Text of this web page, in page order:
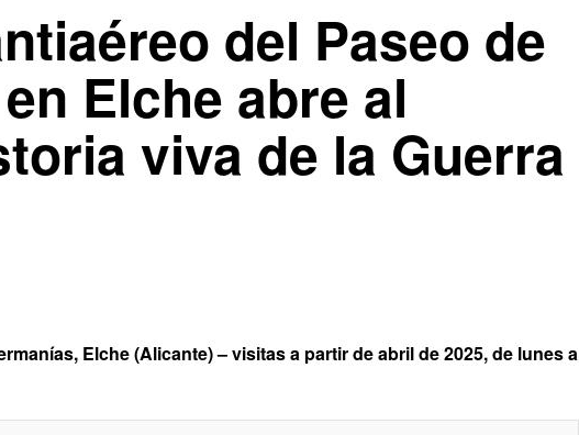
del Paseo de
Elche abre al
viva de la Guerra
Elche (Alicante) – visitas a partir de abril de 2025, de lunes a